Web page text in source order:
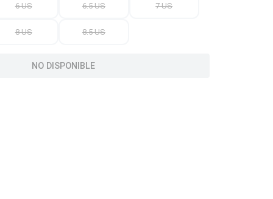
6 US 6.5 US 7 US
8 US 8.5 US
NO DISPONIBLE